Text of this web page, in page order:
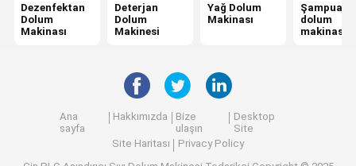
Dezenfektan
Dolum
Makinası
Deterjan
Dolum
Makinesi
Yağ Dolum
Makinası
Şampuan
dolum
makinası
Ana
sayfa
Hakkımızda
Bize
ulaşın
Desktop
Site
Site Haritası
Privacy Policy